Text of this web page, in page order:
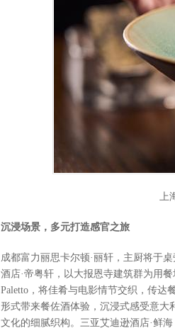
上
沉浸场景，多元打造感官之旅
成都富力丽思卡尔顿·丽轩，主厨将于
酒店·帝粤轩，以大报恩寺建筑群为用
Paletto，将佳肴与电影情节交织，传达
形式带来餐佐酒体验，沉浸式感受意大
文化的细腻织构。三亚艾迪逊酒店·鲜